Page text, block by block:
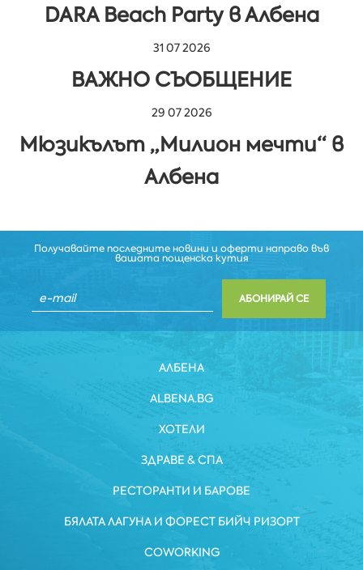
DARA Beach Party в Албена
31 07 2026
ВАЖНО СЪОБЩЕНИЕ
29 07 2026
Мюзикълът „Милион мечти“ в
Албена
Получавайте последните новини и оферти направо във
вашата пощенска кутия
АБОНИРАЙ СЕ
АЛБЕНА
ALBENA.BG
ХОТЕЛИ
ЗДРАВЕ & СПА
РЕСТОРАНТИ И БАРОВЕ
БЯЛАТА ЛАГУНА И ФОРЕСТ БИЙЧ РИЗОРТ
COWORKING